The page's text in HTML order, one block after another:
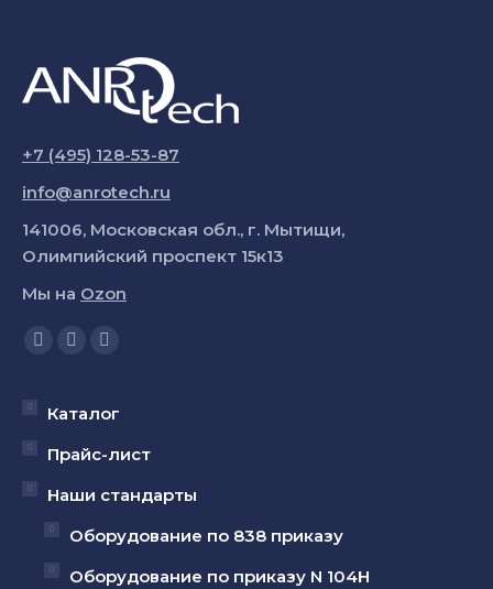
+7 (495) 128-53-87
info@anrotech.ru
141006, Московская обл., г. Мытищи,
Олимпийский проспект 15к13
Мы на Ozon
Ищите нас:
Страница
открывается
новом
окне
Страница
открывается
новом
окне
Страница
открывается
новом
окне
Каталог
Прайс-лист
Наши стандарты
Оборудование по 838 приказу
Оборудование по приказу N 104Н